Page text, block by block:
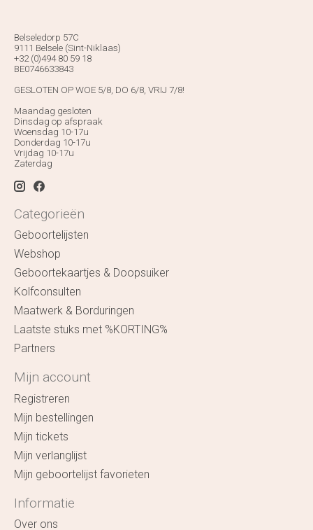
Belseledorp 57C
9111 Belsele (Sint-Niklaas)
+32 (0)494 80 59 18
BE0746633843
GESLOTEN OP WOE 5/8, DO 6/8, VRIJ 7/8!
Maandag gesloten
Dinsdag op afspraak
Woensdag 10-17u
Donderdag 10-17u
Vrijdag 10-17u
Zaterdag
Categorieën
Geboortelijsten
Webshop
Geboortekaartjes & Doopsuiker
Kolfconsulten
Maatwerk & Borduringen
Laatste stuks met %KORTING%
Partners
Mijn account
Registreren
Mijn bestellingen
Mijn tickets
Mijn verlanglijst
Mijn geboortelijst favorieten
Informatie
Over ons